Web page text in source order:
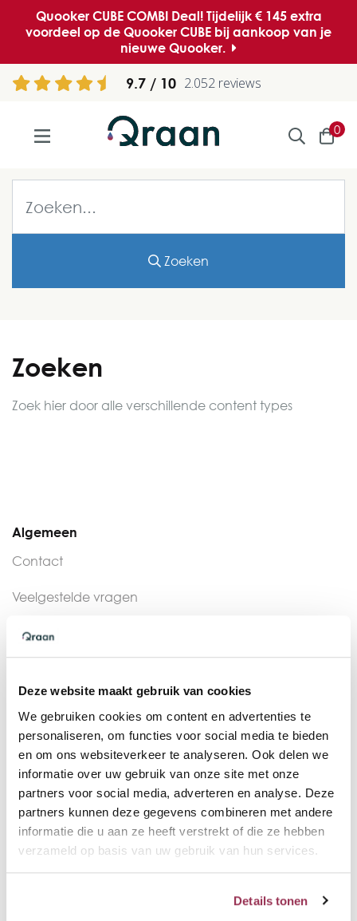
Deze website maakt gebruik van cookies
We gebruiken cookies om content en advertenties te
personaliseren, om functies voor social media te bieden
en om ons websiteverkeer te analyseren. Ook delen we
informatie over uw gebruik van onze site met onze
partners voor social media, adverteren en analyse. Deze
partners kunnen deze gegevens combineren met andere
informatie die u aan ze heeft verstrekt of die ze hebben
verzameld op basis van uw gebruik van hun services.
Details tonen
Quooker CUBE COMBI Deal! Tijdelijk € 145 extra
voordeel op de Quooker CUBE bij aankoop van je
nieuwe Quooker.
9.7 2.052 reviews
0
Zoeken
Zoeken
Zoek hier door alle verschillende content types
Algemeen
Contact
Veelgestelde vragen
Montageservice
Quooker Assortiment
Quooker Fusion
Quooker Flex
Quooker Classic
Quooker Nordic Single Tap
Quooker Nordic Twintaps